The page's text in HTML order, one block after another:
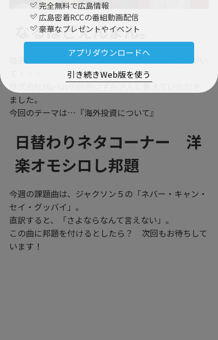
完全無料で広島情報
広島密着RCCの番組動画配信
豪華なプレゼントやイベント
アプリダウンロードへ
引き続きWeb版を使う
なるほどえんまん。
毎週水曜日はファイナンス！気になるお金の話につい
株式会社Mu-ⅼuvの段原いずみさんに教えていただき
ました。
今回のテーマは…『海外投資について』
日替わりネタコーナー 洋
楽オモシロし邦題
今週の課題曲は、ジャクソン５の「ネバー・キャン・
セイ・グッバイ」。
直訳すると、「さよならなんて言えない」。
この曲に邦題を付けるとしたら？ 次回もお待ちして
います！